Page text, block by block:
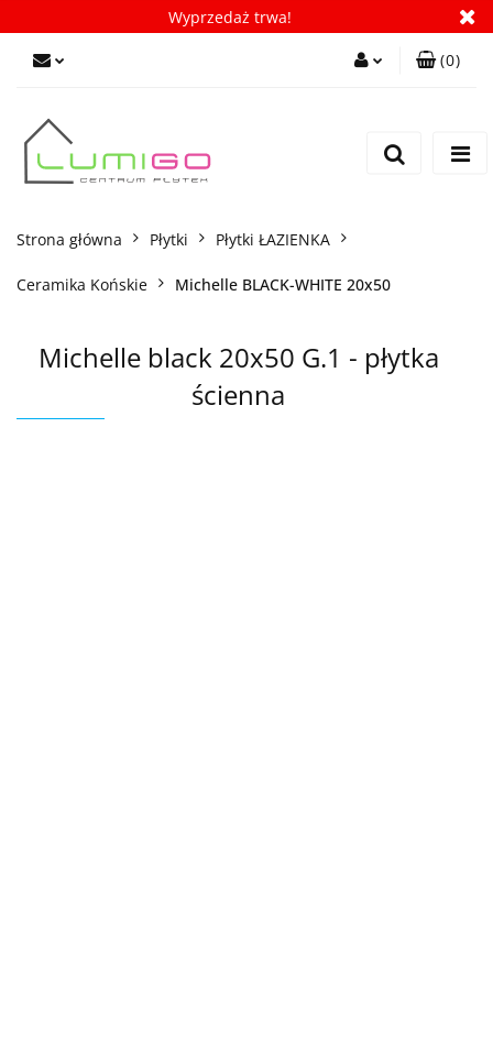
Wyprzedaż trwa!
(0)
Strona główna Płytki Płytki ŁAZIENKA
Ceramika Końskie Michelle BLACK-WHITE 20x50
Michelle black 20x50 G.1 - płytka
ścienna